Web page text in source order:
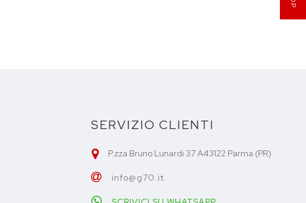
SERVIZIO CLIENTI
P.zza Bruno Lunardi 37 A43122 Parma (PR)
info@g70.it